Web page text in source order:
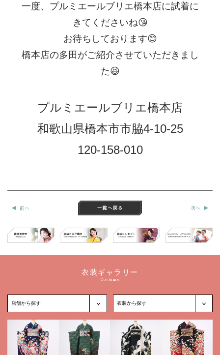
一度、プルミエールブリエ橋本店に試着に
きてくださいね😘
お待ちしております😊
橋本店の多田がご紹介させていただきまし
た😆
プルミエールブリエ橋本店
和歌山県橋本市市脇4-10-25
120-158-010
前へ 次へ
衣装ギャラリー
Costume